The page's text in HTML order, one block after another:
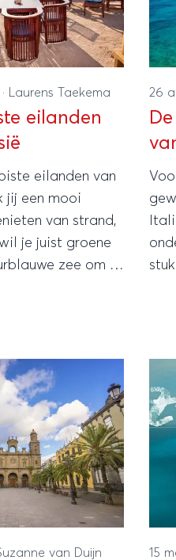
· Laurens Taekema
eilanden
eilanden van
jij een mooi
van strand,
je juist groene
zee om in
26
van Duijn 15